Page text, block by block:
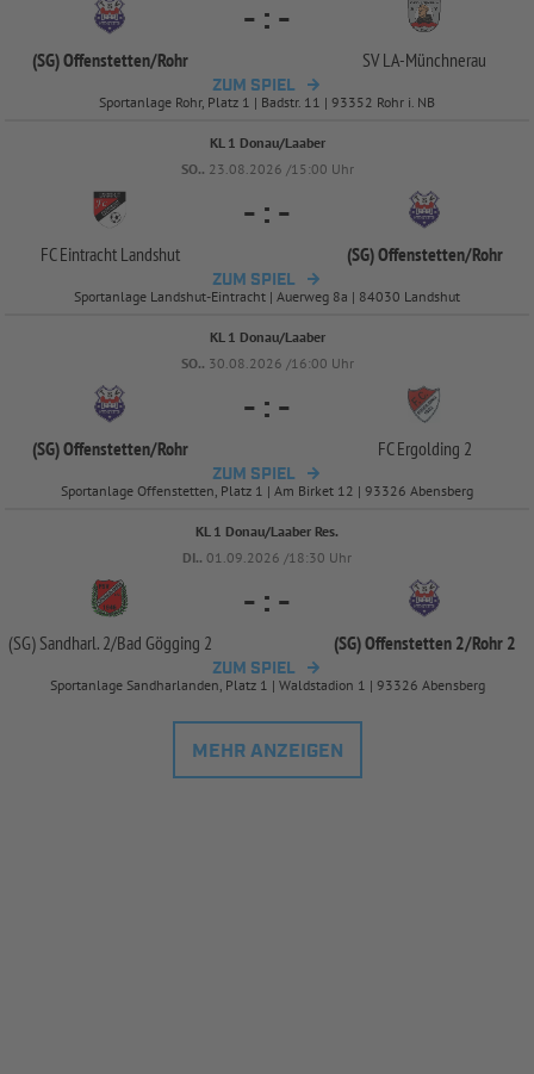
(SG) Offenstetten/Rohr
- : -
SV LA-Münchnerau
ZUM SPIEL
Sportanlage Rohr, Platz 1 | Badstr. 11 | 93352 Rohr i. NB
KL 1 Donau/Laaber
SO.. 23.08.2026 /15:00 Uhr
FC Eintracht Landshut
- : -
(SG) Offenstetten/Rohr
ZUM SPIEL
Sportanlage Landshut-Eintracht | Auerweg 8a | 84030 Landshut
KL 1 Donau/Laaber
SO.. 30.08.2026 /16:00 Uhr
(SG) Offenstetten/Rohr
- : -
FC Ergolding 2
ZUM SPIEL
Sportanlage Offenstetten, Platz 1 | Am Birket 12 | 93326 Abensberg
KL 1 Donau/Laaber Res.
DI.. 01.09.2026 /18:30 Uhr
(SG) Sandharl. 2/Bad Gögging 2
- : -
(SG) Offenstetten 2/Rohr 2
ZUM SPIEL
Sportanlage Sandharlanden, Platz 1 | Waldstadion 1 | 93326 Abensberg
MEHR ANZEIGEN